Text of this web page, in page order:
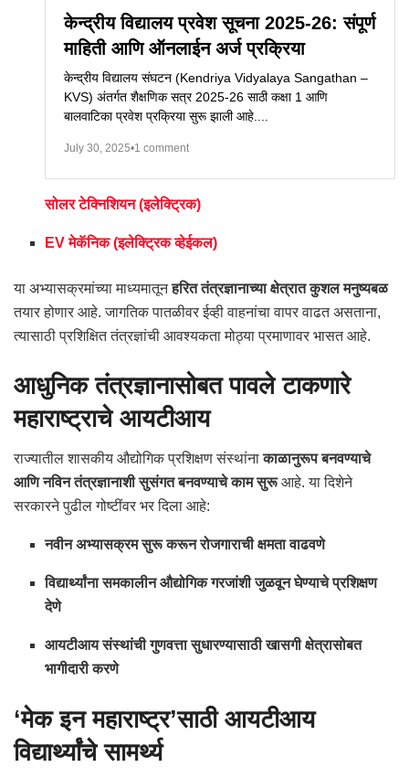
केन्द्रीय विद्यालय प्रवेश सूचना 2025-26: संपूर्ण
माहिती आणि ऑनलाईन अर्ज प्रक्रिया
केन्द्रीय विद्यालय संघटन (Kendriya Vidyalaya Sangathan –
KVS) अंतर्गत शैक्षणिक सत्र 2025-26 साठी कक्षा 1 आणि
बालवाटिका प्रवेश प्रक्रिया सुरू झाली आहे....
July 30, 2025•1 comment
सोलर टेक्निशियन (इलेक्ट्रिक)
EV मेकॅनिक (इलेक्ट्रिक व्हेईकल)
या अभ्यासक्रमांच्या माध्यमातूनहरित तंत्रज्ञानाच्या क्षेत्रात कुशल मनुष्यबळ
तयार होणार आहे. जागतिक पातळीवर ईव्ही वाहनांचा वापर वाढत असताना,
त्यासाठी प्रशिक्षित तंत्रज्ञांची आवश्यकता मोठ्या प्रमाणावर भासत आहे.
आधुनिक तंत्रज्ञानासोबत पावले टाकणारे
महाराष्ट्राचे आयटीआय
राज्यातील शासकीय औद्योगिक प्रशिक्षण संस्थांनाकाळानुरूप बनवण्याचे
आणि नविन तंत्रज्ञानाशी सुसंगत बनवण्याचे काम सुरूआहे. या दिशेने
सरकारने पुढील गोष्टींवर भर दिला आहे:
नवीन अभ्यासक्रम सुरू करून रोजगाराची क्षमता वाढवणे
विद्यार्थ्यांना समकालीन औद्योगिक गरजांशी जुळवून घेण्याचे प्रशिक्षण
देणे
आयटीआय संस्थांची गुणवत्ता सुधारण्यासाठी खासगी क्षेत्रासोबत
भागीदारी करणे
‘मेक इन महाराष्ट्र’साठी आयटीआय
विद्यार्थ्यांचे सामर्थ्य